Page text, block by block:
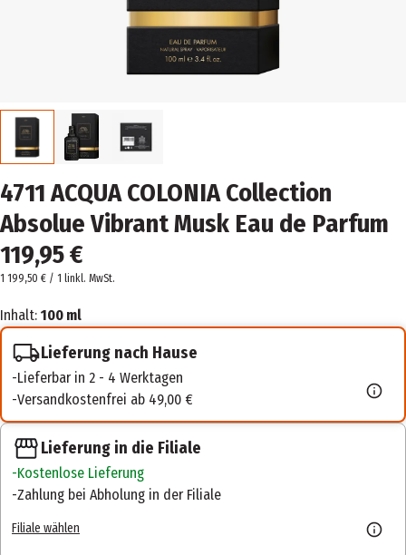
4711 ACQUA COLONIA Collection
Absolue Vibrant Musk Eau de Parfum
119,95 €
1 199,50 € / 1 linkl. MwSt.
Inhalt: 100 ml
Lieferung nach Hause
Lieferbar in 2 - 4 Werktagen
Versandkostenfrei ab 49,00 €
Lieferung in die Filiale
Kostenlose Lieferung
Zahlung bei Abholung in der Filiale
Filiale wählen